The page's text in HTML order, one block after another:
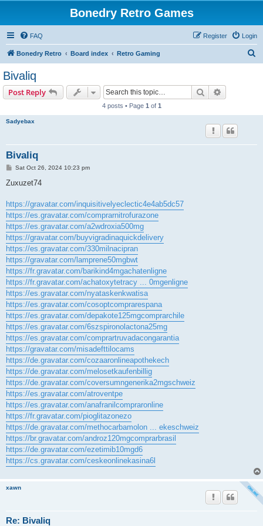
Bonedry Retro Games
FAQ Login
Register
Bonedry Retro Board index Retro Gaming
Bivaliq
Post Reply Search
4 posts • Page 1 of 1
Sadyebax
Bivaliq
P
s
Sat Oct 26, 2024 10:23 pm
Zuxuzet74
https://gravatar.com/inquisitivelyeclectic4e4ab5dc57
https://es.gravatar.com/comprarnitrofurazone
https://es.gravatar.com/a2wdroxia500mg
https://gravatar.com/buyvigradinaquickdelivery
https://es.gravatar.com/330milnacipran
https://gravatar.com/lamprene50mgbwt
https://fr.gravatar.com/barikind4mgachatenligne
https://fr.gravatar.com/achatoxytetracy ... 0mgenligne
https://es.gravatar.com/nyataskenkwatisa
https://es.gravatar.com/cosoptcomprarespana
https://es.gravatar.com/depakote125mgcomprarchile
https://es.gravatar.com/6szspironolactona25mg
https://es.gravatar.com/comprartruvadacongarantia
https://gravatar.com/misadefttilocams
https://de.gravatar.com/cozaaronlineapothekech
https://de.gravatar.com/melosetkaufenbillig
https://de.gravatar.com/coversumngenerika2mgschweiz
https://es.gravatar.com/atroventpe
https://es.gravatar.com/anafranilcompraronline
https://fr.gravatar.com/pioglitazonezo
https://de.gravatar.com/methocarbamolon ... ekeschweiz
https://br.gravatar.com/androz120mgcomprarbrasil
https://de.gravatar.com/ezetimib10mgd6
https://cs.gravatar.com/ceskeonlinekasina6l
xawn
Re: Bivaliq